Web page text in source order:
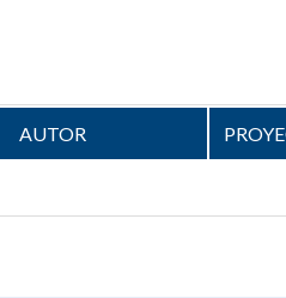
AUTOR